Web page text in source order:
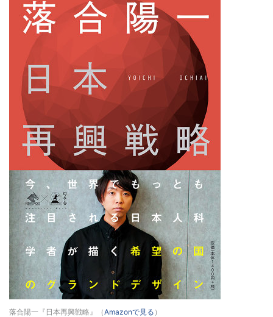
落合陽一『日本再興戦略』（Amazonで見る ）